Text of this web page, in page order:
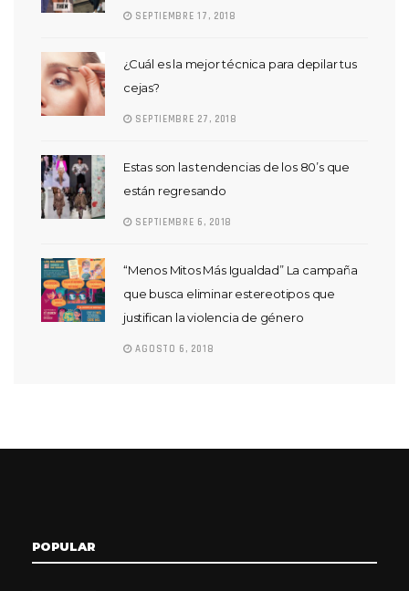
SEPTIEMBRE 17, 2018
¿Cuál es la mejor técnica para depilar tus
cejas?
SEPTIEMBRE 27, 2018
Estas son las tendencias de los 80’s que
están regresando
SEPTIEMBRE 6, 2018
“Menos Mitos Más Igualdad” La campaña
que busca eliminar estereotipos que
justifican la violencia de género
AGOSTO 6, 2018
POPULAR